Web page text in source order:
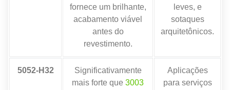
fornece um brilhante,
acabamento viável
antes do
revestimento.
leves, e
sotaques
arquitetônicos.
5052-H32
Significativamente
mais forte que 3003
Aplicações
para serviços